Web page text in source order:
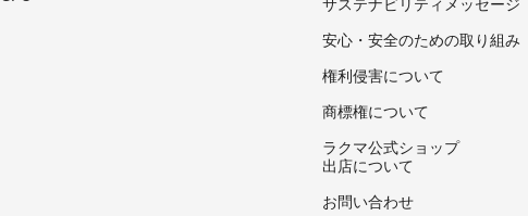
安心・安全のための取り組み
権利侵害について
商標権について
ラクマ公式ショップ
出店について
お問い合わせ